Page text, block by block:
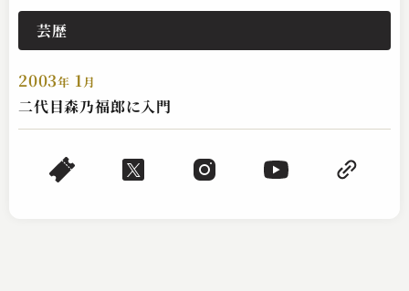
芸歴
2003年 1 月
二代目森乃福郎に入門